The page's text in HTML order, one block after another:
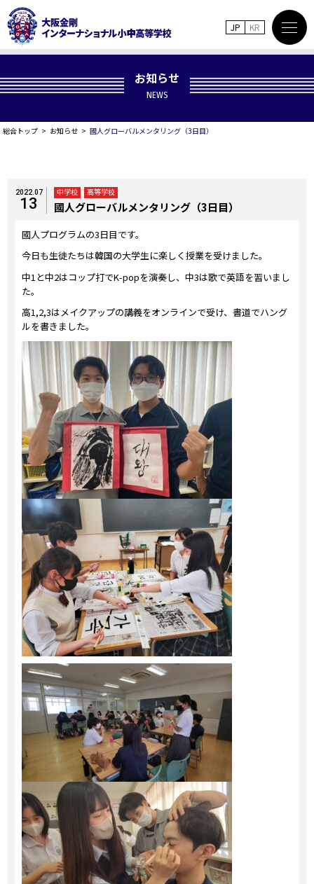
お知らせ
NEWS
総合トップ お知らせ 國人グローバルメンタリング（3日目）
JP KR
2022.07
13
中学校 高等学校
國人グローバルメンタリング（3日目）
國人プログラムの3日目です。
今日も生徒たちは韓国の大学生に楽しく授業を受けました。
中1と中2はコップ打でK-popを演奏し、中3は歌で英語を習いまし
た。
高1,2,3はメイクアップの講義をオンラインで受け、書道でハング
ルを書きました。